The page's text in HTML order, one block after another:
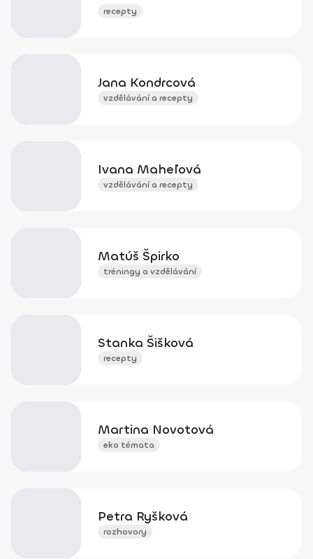
recepty
Jana Kondrcová
vzdělávání a recepty
Ivana Maheľová
vzdělávání a recepty
Matúš Špirko
tréningy a vzdělávání
Stanka Šišková
recepty
Martina Novotová
eko témata
Petra Ryšková
rozhovory